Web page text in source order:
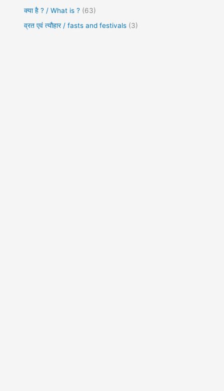
क्या है ? / What is ? (63)
व्रत एवं त्यौहार / fasts and festivals (3)